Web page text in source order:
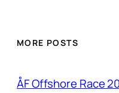
MORE POSTS
ÅF Offshore Race